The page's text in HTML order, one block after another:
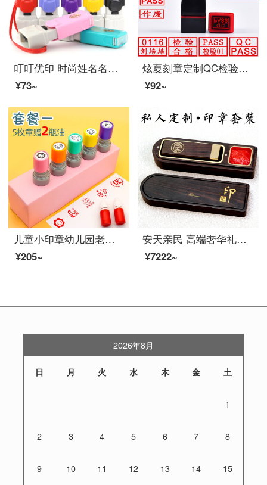
叮叮优印 时尚姓名名字印章刻章个性印章光敏印章制作定制万次印章带绳小扁印章长方形
¥73~
炫夏刻章定制QC检验合格PASS印章 单排8X18毫米尺寸
¥92~
儿童小印章幼儿园老师评语奖励盖章卡通可爱表扬鼓励小学生教师用红花宝宝奖章 套餐一(五个章送二瓶油)
¥205~
安天亲民 高端奢华礼品黑檀铜木印章礼盒套装定做国画书法个性签名定刻私人艺术姓名字章
¥7222~
2026年8月
日 月 火 水 木 金 土
1
2 3 4 5 6 7 8
9 10 11 12 13 14 15